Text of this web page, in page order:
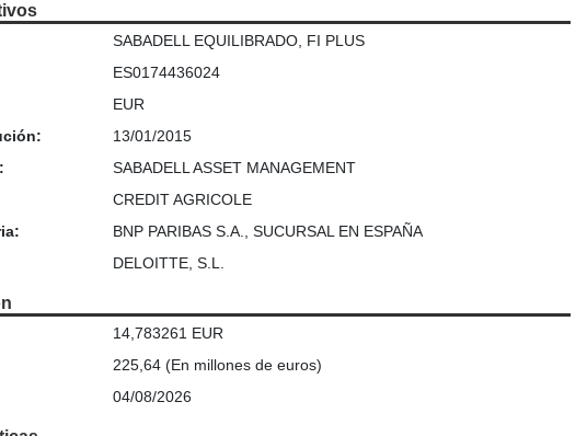
SABADELL EQUILIBRADO, FI PLUS
ES0174436024
EUR
13/01/2015
SABADELL ASSET MANAGEMENT
CREDIT AGRICOLE
BNP PARIBAS S.A., SUCURSAL EN ESPAÑA
DELOITTE, S.L.
14,783261 EUR
225,64 (En millones de euros)
04/08/2026